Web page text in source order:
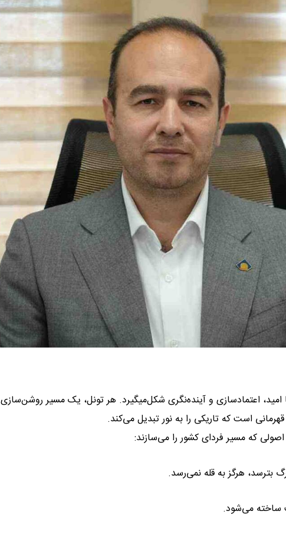
امید، اعتمادسازی و آینده‌نگری شکل‌میگیرد. هر تونل، یک مسیر روشن‌سازی
است که تاریکی را به نور تبدیل می‌کند.
که مسیر فردای کشور را می‌سازند:
هرگز به قله نمی‌رسد.
ساخته می‌شود.